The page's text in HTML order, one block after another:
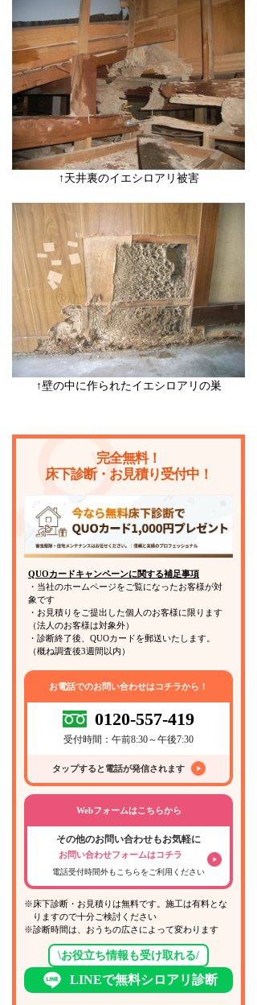
↑天井裏のイエシロアリ被害
↑壁の中に作られたイエシロアリの巣
完全無料！
床下診断・お見積り受付中！
QUOカードキャンペーンに関する補足事項
・当社のホームページをご覧になったお客様が対
象です
・お見積りをご提出した個人のお客様に限ります
（法人のお客様は対象外）
・診断終了後、QUOカードを郵送いたします。
（概ね調査後3週間以内）
お電話でのお問い合わせはコチラから！
0120-557-419
受付時間：午前8:30～午後7:30
タップすると電話が発信されます
Webフォームはこちらから
その他のお問い合わせもお気軽に
お問い合わせフォームはコチラ
電話受付時間外もこちらをご利用ください
※床下診断・お見積りは無料です。施工は有料とな
りますので十分ご検討ください
※診断時間は、おうちの広さによって変わります
\お役立ち情報も受け取れる/
LINEで無料シロアリ診断